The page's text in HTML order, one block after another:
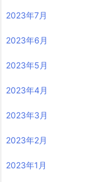
2023年7月
2023年6月
2023年5月
2023年4月
2023年3月
2023年2月
2023年1月